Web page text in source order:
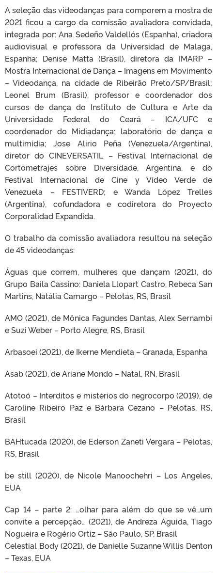
A seleção das videodanças para comporem a mostra de
2021 ficou a cargo da comissão avaliadora convidada,
integrada por: Ana Sedeño Valdellós (Espanha), criadora
audiovisual e professora da Universidad de Malaga,
Espanha; Denise Matta (Brasil), diretora da IMARP –
Mostra Internacional de Dança – Imagens em Movimento
– Videodança, na cidade de Ribeirão Preto/SP/Brasil;
Leonel Brum (Brasil), professor e coordenador dos
cursos de dança do Instituto de Cultura e Arte da
Universidade Federal do Ceará – ICA/UFC e
coordenador do Midiadança: laboratório de dança e
multimídia; Jose Alirio Peña (Venezuela/Argentina),
diretor do CINEVERSATIL – Festival Internacional de
Cortometrajes sobre Diversidade, Argentina, e do
Festival Internacional de Cine y Vídeo Verde de
Venezuela – FESTIVERD; e Wanda López Trelles
(Argentina), cofundadora e codiretora do Proyecto
Corporalidad Expandida.
O trabalho da comissão avaliadora resultou na seleção
de 45 videodanças:
Águas que correm, mulheres que dançam (2021), do
Grupo Baila Cassino: Daniela Llopart Castro, Rebeca San
Martins, Natália Camargo – Pelotas, RS, Brasil
AMO (2021), de Mônica Fagundes Dantas, Alex Sernambi
e Suzi Weber – Porto Alegre, RS, Brasil
Arbasoei (2021), de Ikerne Mendieta – Granada, Espanha
Asab (2021), de Ariane Mondo – Natal, RN, Brasil
Atotoó – Interditos e mistérios do negrocorpo (2019), de
Caroline Ribeiro Paz e Bárbara Cezano – Pelotas, RS,
Brasil
BAHtucada (2020), de Ederson Zaneti Vergara – Pelotas,
RS, Brasil
be still (2020), de Nicole Manoochehri – Los Angeles,
EUA
Cap 14 – parte 2: …olhar para além do que se vê…um
convite a percepção… (2021), de Andreza Aguida, Tiago
Nogueira e Rogério Ortiz – São Paulo, SP, Brasil
Celestial Body (2021), de Danielle Suzanne Willis Denton
– Texas, EUA